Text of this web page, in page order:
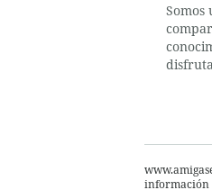
Somos
información